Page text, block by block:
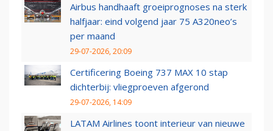
Airbus handhaaft groeiprognoses na sterk
halfjaar: eind volgend jaar 75 A320neo’s
per maand
29-07-2026, 20:09
Certificering Boeing 737 MAX 10 stap
dichterbij: vliegproeven afgerond
29-07-2026, 14:09
LATAM Airlines toont interieur van nieuwe